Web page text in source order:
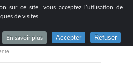
sur ce site, vous acceptez l’utilisation de
de visites.
En savoir plus Accepter Refuser
à Lyon